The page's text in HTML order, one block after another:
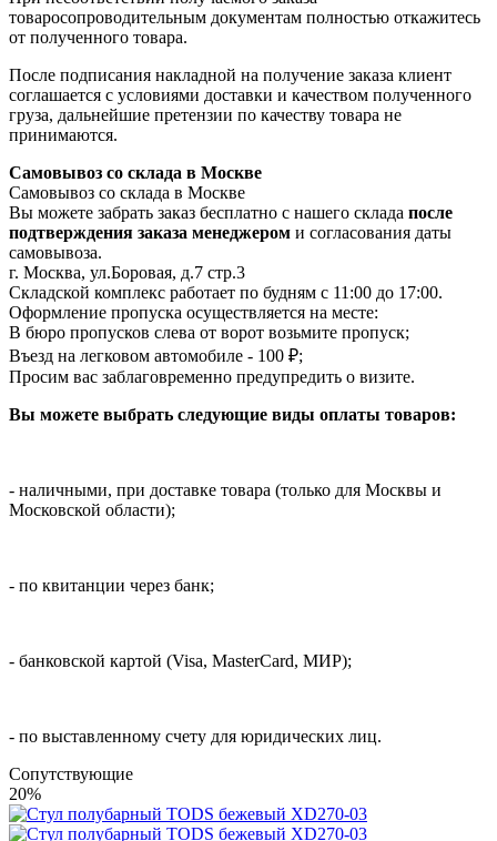
товаросопроводительным документам полностью откажитесь
от полученного товара.
После подписания накладной на получение заказа клиент
соглашается с условиями доставки и качеством полученного
груза, дальнейшие претензии по качеству товара не
принимаются.
Самовывоз со склада в Москве
Самовывоз со склада в Москве
Вы можете забрать заказ бесплатно с нашего склада после
подтверждения заказа менеджером и согласования даты
самовывоза.
г. Москва, ул.Боровая, д.7 стр.3
Складской комплекс работает по будням с 11:00 до 17:00.
Оформление пропуска осуществляется на месте:
В бюро пропусков слева от ворот возьмите пропуск;
Въезд на легковом автомобиле - 100 ₽;
Просим вас заблаговременно предупредить о визите.
Вы можете выбрать следующие виды оплаты товаров:
- наличными, при доставке товара (только для Москвы и
Московской области);
- по квитанции через банк;
- банковской картой (Visa, MasterCard, МИР);
- по выставленному счету для юридических лиц.
Cопутствующие
20%